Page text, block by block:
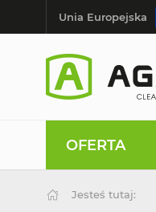
Unia Europejska
OFERTA
Jesteś tutaj: